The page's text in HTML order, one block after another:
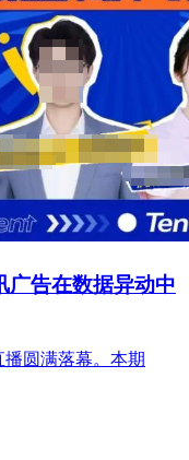
广告在数据异动中
圆满落幕。本期